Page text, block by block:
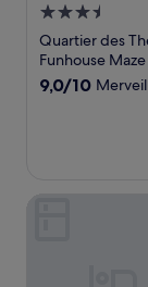
Hébergement
3.5 étoiles
Quartier des
Funhouse Maze
9.0
9,0/10